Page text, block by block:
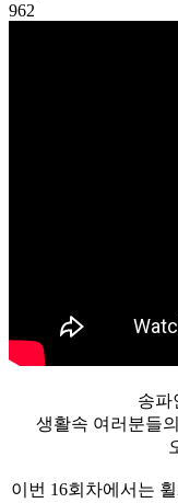
962
송파
생활속 여러분들
이번 16회차에서는